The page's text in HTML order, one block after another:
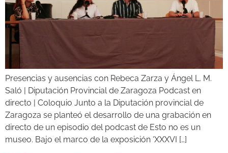
Presencias y ausencias con Rebeca Zarza y Ángel L. M.
Saló | Diputación Provincial de Zaragoza Podcast en
directo | Coloquio Junto a la Diputación provincial de
Zaragoza se planteó el desarrollo de una grabación en
directo de un episodio del podcast de Esto no es un
museo. Bajo el marco de la exposición ‘XXXVI […]